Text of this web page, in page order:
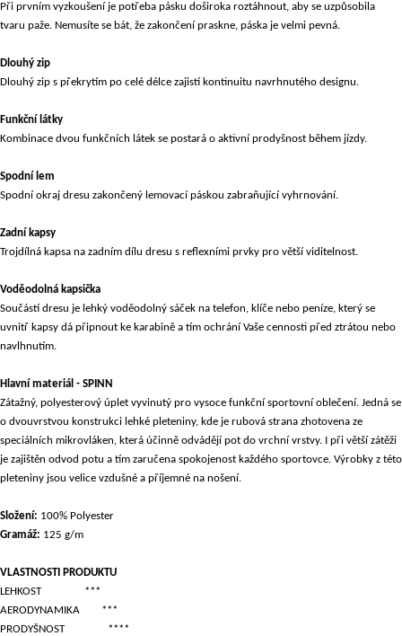
Při prvním vyzkoušení je potřeba pásku doširoka roztáhnout, aby se uzpůsobila
tvaru paže. Nemusíte se bát, že zakončení praskne, páska je velmi pevná.
Dlouhý zip
Dlouhý zip s překrytím po celé délce zajistí kontinuitu navrhnutého designu.
Funkční látky
Kombinace dvou funkčních látek se postará o aktivní prodyšnost během jízdy.
Spodní lem
Spodní okraj dresu zakončený lemovací páskou zabraňující vyhrnování.
Zadní kapsy
Trojdílná kapsa na zadním dílu dresu s reflexními prvky pro větší viditelnost.
Voděodolná kapsička
Součástí dresu je lehký voděodolný sáček na telefon, klíče nebo peníze, který se
uvnitř kapsy dá připnout ke karabině a tím ochrání Vaše cennosti před ztrátou nebo
navlhnutím.
Hlavní materiál - SPINN
Zátažný, polyesterový úplet vyvinutý pro vysoce funkční sportovní oblečení. Jedná se
o dvouvrstvou konstrukci lehké pleteniny, kde je rubová strana zhotovena ze
speciálních mikrovláken, která účinně odvádějí pot do vrchní vrstvy. I při větší zátěži
je zajištěn odvod potu a tím zaručena spokojenost každého sportovce. Výrobky z této
pleteniny jsou velice vzdušné a příjemné na nošení.
Složení: 100% Polyester
Gramáž: 125 g/m
VLASTNOSTI PRODUKTU
LEHKOST
***
AERODYNAMIKA
***
PRODYŠNOST
****